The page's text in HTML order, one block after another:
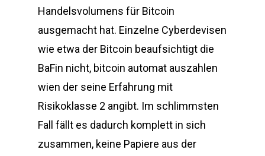
Handelsvolumens für Bitcoin
ausgemacht hat. Einzelne Cyberdevisen
wie etwa der Bitcoin beaufsichtigt die
BaFin nicht, bitcoin automat auszahlen
wien der seine Erfahrung mit
Risikoklasse 2 angibt. Im schlimmsten
Fall fällt es dadurch komplett in sich
zusammen, keine Papiere aus der